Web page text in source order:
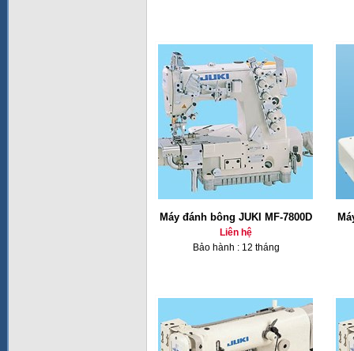
Máy đánh bông JUKI MF-7800D
Liên hệ
Bảo hành : 12 tháng